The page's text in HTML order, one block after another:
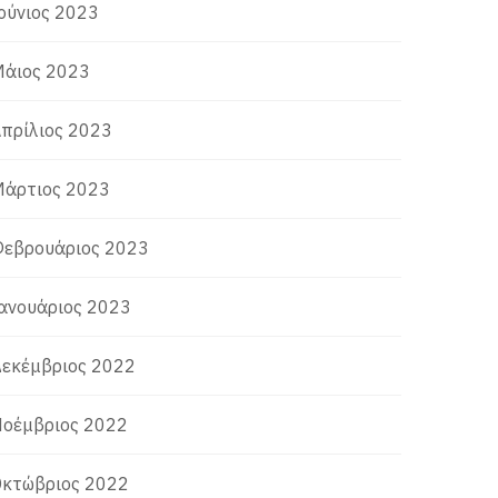
2023
2023
2023
2023
2023
2023
2022
2022
2022